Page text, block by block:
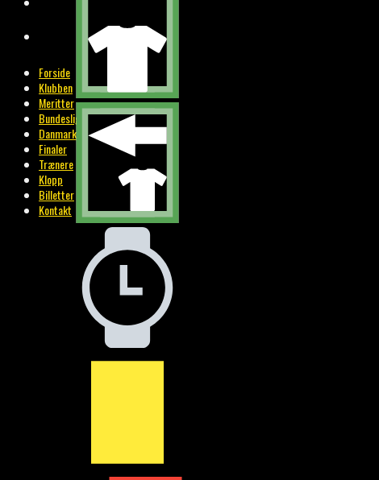
Forside
Klubben
Meritter
Bundesliga
Danmark
Finaler
Trænere
Klopp
Billetter
Kontakt